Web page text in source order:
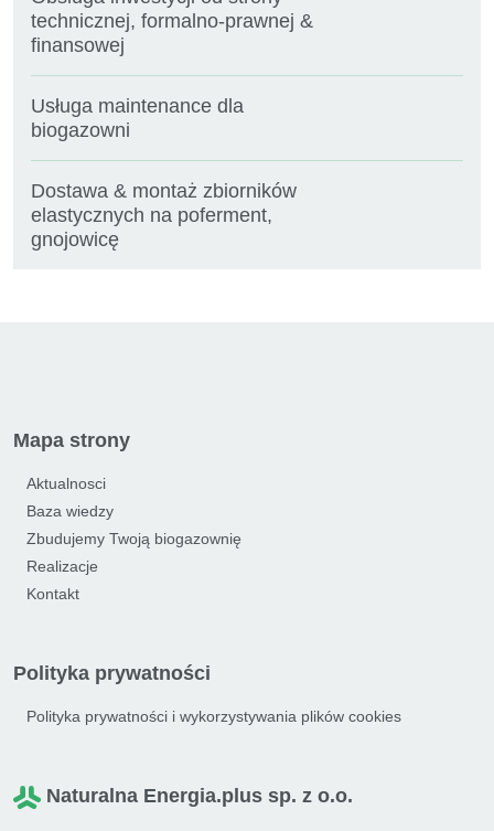
technicznej, formalno-prawnej &
finansowej
Usługa maintenance dla
biogazowni
Dostawa & montaż zbiorników
elastycznych na poferment,
gnojowicę
Naturalna Energia.plus sp. z o.o.
Mapa strony
Aktualnosci
Baza wiedzy
Zbudujemy Twoją biogazownię
Realizacje
Kontakt
Polityka prywatności
Polityka prywatności i wykorzystywania plików cookies